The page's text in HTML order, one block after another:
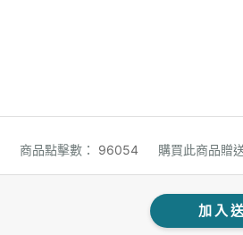
商品點擊數： 96054 購買此商品贈
加入